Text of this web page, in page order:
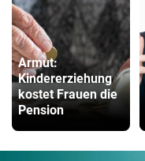
Armut:
Kindererziehung
kostet Frauen die
Pension